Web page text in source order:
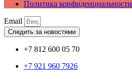
Политика конфиденциальности
Email
Следить за новостями
+7 812 600 05 70
+7 921 960 7926